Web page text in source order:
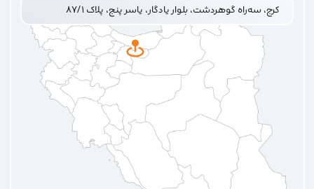
کرج، سه‌راه گوهردشت، بلوار یادگار، یاسر پنج، پلاک ۸۷/۱